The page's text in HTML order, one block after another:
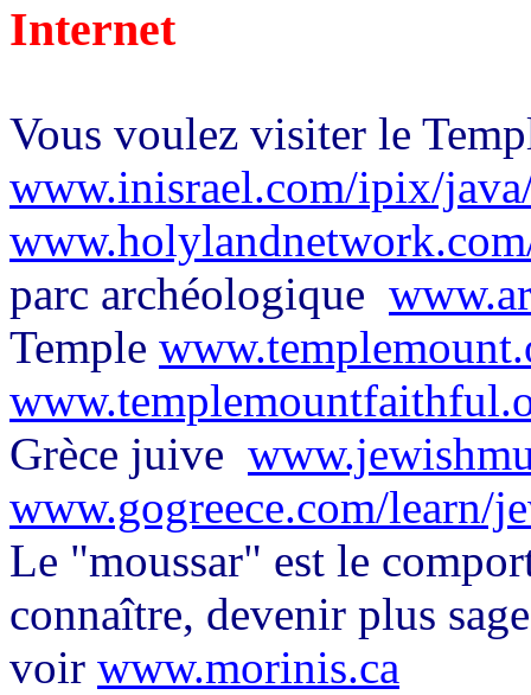
Internet
Vous voulez visiter le
www.inisrael.com/ipix/
parc archéologique
Temple
Grèce juive
www.gogreece.com/learn/
Le "moussar" est le
connaître, devenir plus
voir www.morinis.ca